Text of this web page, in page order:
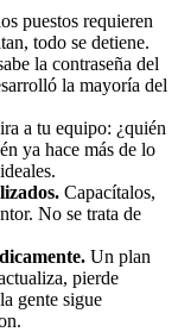
puestos requieren
todo se detiene.
la contraseña del
la mayoría del
a tu equipo: ¿quién
ya hace más de lo
Capacítalos,
No se trata de
Un plan
pierde
gente sigue